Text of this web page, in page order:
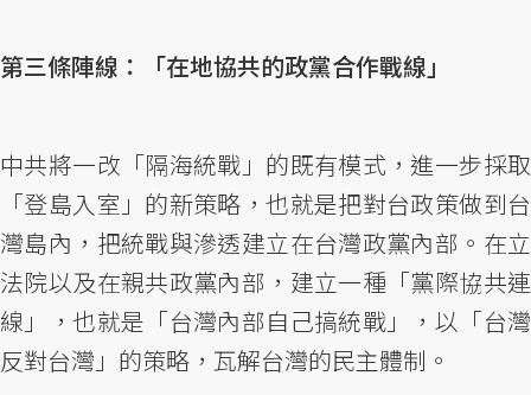
第三條陣線：「在地協共的政黨合作戰線」
中共將一改「隔海統戰」的既有模式，進一步採取
「登島入室」的新策略，也就是把對台政策做到台
灣島內，把統戰與滲透建立在台灣政黨內部。在立
法院以及在親共政黨內部，建立一種「黨際協共連
線」，也就是「台灣內部自己搞統戰」，以「台灣
反對台灣」的策略，瓦解台灣的民主體制。